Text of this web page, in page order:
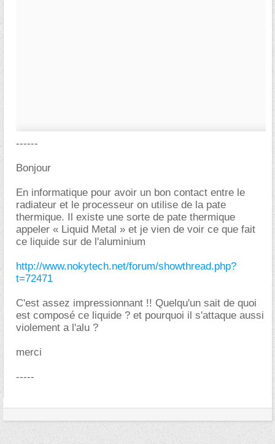
------
Bonjour
En informatique pour avoir un bon contact entre le
radiateur et le processeur on utilise de la pate
thermique. Il existe une sorte de pate thermique
appeler « Liquid Metal » et je vien de voir ce que fait
ce liquide sur de l'aluminium
http://www.nokytech.net/forum/showthread.php?
t=72471
C'est assez impressionnant !! Quelqu'un sait de quoi
est composé ce liquide ? et pourquoi il s'attaque aussi
violement a l'alu ?
merci
-----